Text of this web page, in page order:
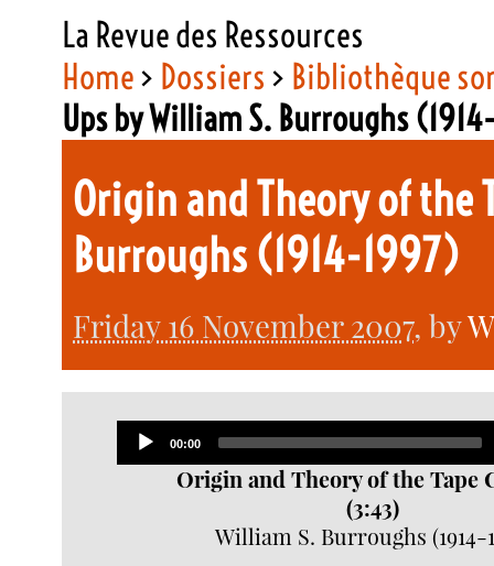
La Revue des Ressources
Home> Dossiers > Bibliothèque
Ups by William S. Burroughs
Origin and Theory of the
Burroughs (1914-1997)
Friday 16 November 2007, by
Player
Current
00:00
Origin and Theory of the Tape
(3:43)
William S. Burroughs (1914-